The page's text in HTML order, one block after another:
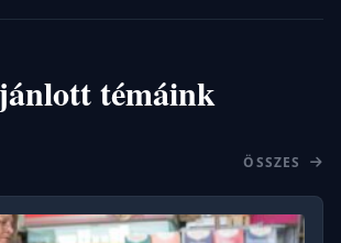
témáink
ÖSSZES